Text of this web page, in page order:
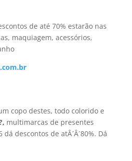
de até 70% estarão nas
maquiagem, acessórios,
copo destes, todo colorido e
multimarcas de presentes
descontos de atÂ´Â´80%. Dá